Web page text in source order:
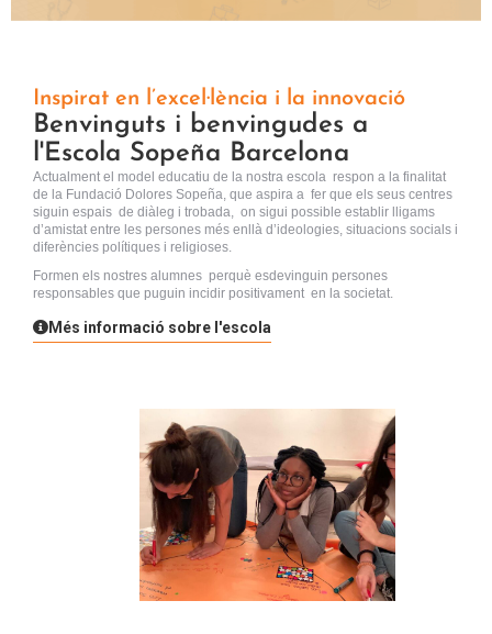
Inspirat en l’excel·lència i la innovació
Benvinguts i benvingudes a
l'Escola Sopeña Barcelona
Actualment el model educatiu de la nostra escola respon a la finalitat
de la Fundació Dolores Sopeña, que aspira a fer que els seus centres
siguin espais de diàleg i trobada, on sigui possible establir lligams
d’amistat entre les persones més enllà d’ideologies, situacions socials i
diferències polítiques i religioses.
Formen els nostres alumnes perquè esdevinguin persones
responsables que puguin incidir positivament en la societat.
Més informació sobre l'escola